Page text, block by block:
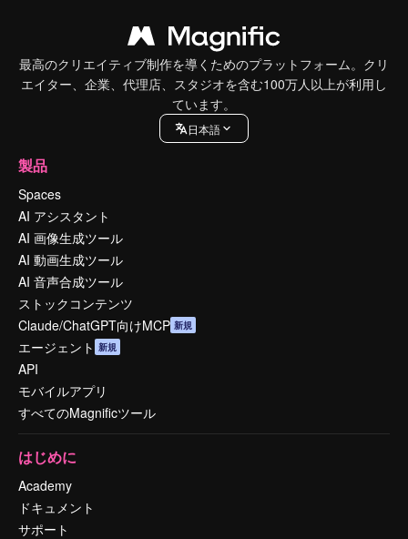
最高のクリエイティブ制作を導くためのプラットフォーム。クリ
エイター、企業、代理店、スタジオを含む100万人以上が利用し
ています。
日本語
製品
Spaces
AI アシスタント
AI 画像生成ツール
AI 動画生成ツール
AI 音声合成ツール
ストックコンテンツ
Claude/ChatGPT向けMCP 新規
エージェント 新規
API
モバイルアプリ
すべてのMagnificツール
はじめに
Academy
ドキュメント
サポート